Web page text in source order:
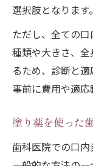
選択肢となります。
ただし、全ての
種類や大きさ、
るため、診断と適
事前に費用や適応
塗り薬を使った
歯科医院での口